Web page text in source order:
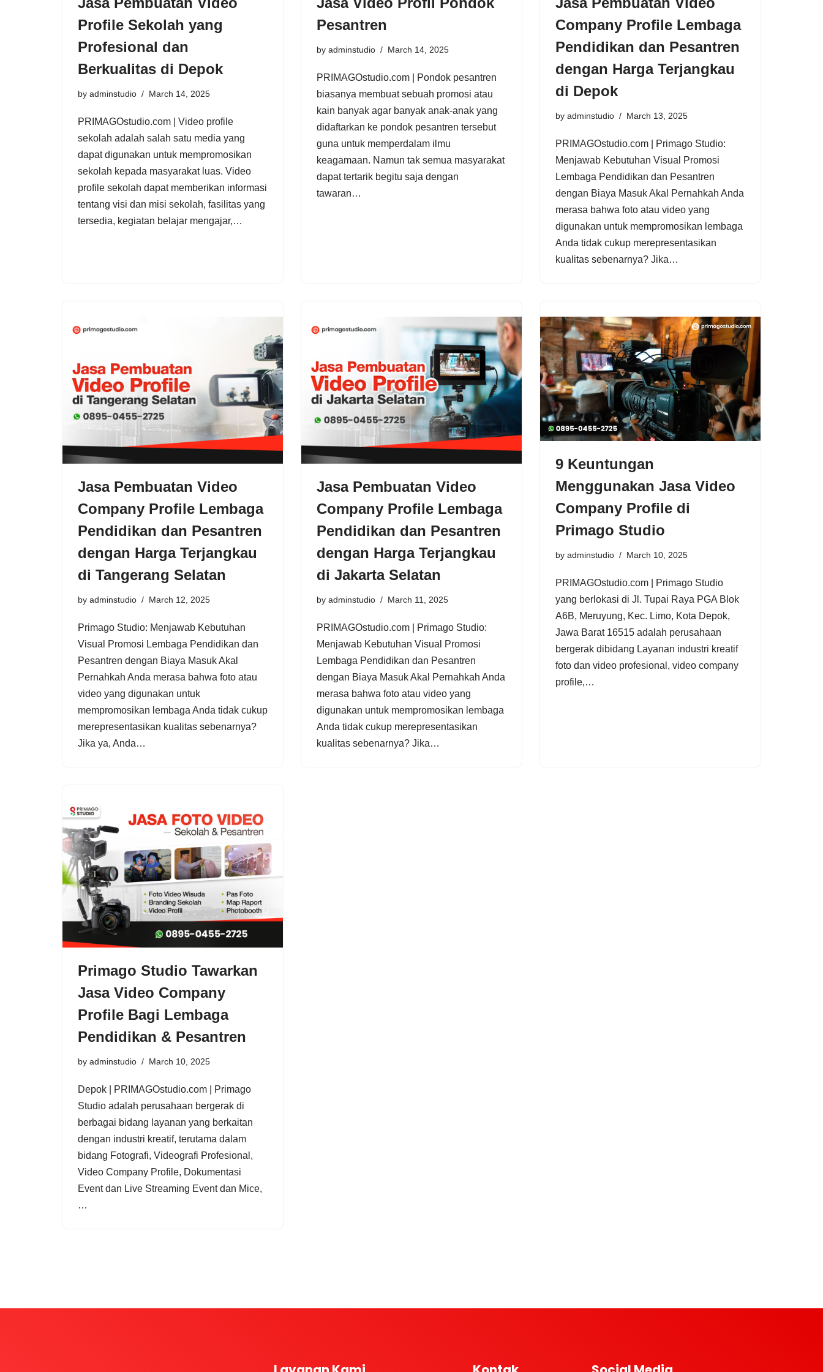
Profile Sekolah yang
Profesional dan
Berkualitas di Depok
by adminstudio March 14, 2025
PRIMAGOstudio.com | Video profile
sekolah adalah salah satu media yang
dapat digunakan untuk mempromosikan
sekolah kepada masyarakat luas. Video
profile sekolah dapat memberikan informasi
tentang visi dan misi sekolah, fasilitas yang
tersedia, kegiatan belajar mengajar,…
Pesantren
by adminstudio March 14, 2025
PRIMAGOstudio.com | Pondok pesantren
biasanya membuat sebuah promosi atau
kain banyak agar banyak anak-anak yang
didaftarkan ke pondok pesantren tersebut
guna untuk memperdalam ilmu
keagamaan. Namun tak semua masyarakat
dapat tertarik begitu saja dengan
tawaran…
Company Profile Lembaga
Pendidikan dan Pesantren
dengan Harga Terjangkau
di Depok
by adminstudio March 13, 2025
PRIMAGOstudio.com | Primago Studio:
Menjawab Kebutuhan Visual Promosi
Lembaga Pendidikan dan Pesantren
dengan Biaya Masuk Akal Pernahkah Anda
merasa bahwa foto atau video yang
digunakan untuk mempromosikan lembaga
Anda tidak cukup merepresentasikan
kualitas sebenarnya? Jika…
Jasa Pembuatan Video
Company Profile Lembaga
Pendidikan dan Pesantren
dengan Harga Terjangkau
di Tangerang Selatan
by adminstudio March 12, 2025
Primago Studio: Menjawab Kebutuhan
Visual Promosi Lembaga Pendidikan dan
Pesantren dengan Biaya Masuk Akal
Pernahkah Anda merasa bahwa foto atau
video yang digunakan untuk
mempromosikan lembaga Anda tidak cukup
merepresentasikan kualitas sebenarnya?
Jika ya, Anda…
Jasa Pembuatan Video
Company Profile Lembaga
Pendidikan dan Pesantren
dengan Harga Terjangkau
di Jakarta Selatan
by adminstudio March 11, 2025
PRIMAGOstudio.com | Primago Studio:
Menjawab Kebutuhan Visual Promosi
Lembaga Pendidikan dan Pesantren
dengan Biaya Masuk Akal Pernahkah Anda
merasa bahwa foto atau video yang
digunakan untuk mempromosikan lembaga
Anda tidak cukup merepresentasikan
kualitas sebenarnya? Jika…
9 Keuntungan
Menggunakan Jasa Video
Company Profile di
Primago Studio
by adminstudio March 10, 2025
PRIMAGOstudio.com | Primago Studio
yang berlokasi di Jl. Tupai Raya PGA Blok
A6B, Meruyung, Kec. Limo, Kota Depok,
Jawa Barat 16515 adalah perusahaan
bergerak dibidang Layanan industri kreatif
foto dan video profesional, video company
profile,…
Primago Studio Tawarkan
Jasa Video Company
Profile Bagi Lembaga
Pendidikan & Pesantren
by adminstudio March 10, 2025
Depok | PRIMAGOstudio.com | Primago
Studio adalah perusahaan bergerak di
berbagai bidang layanan yang berkaitan
dengan industri kreatif, terutama dalam
bidang Fotografi, Videografi Profesional,
Video Company Profile, Dokumentasi
Event dan Live Streaming Event dan Mice,
…